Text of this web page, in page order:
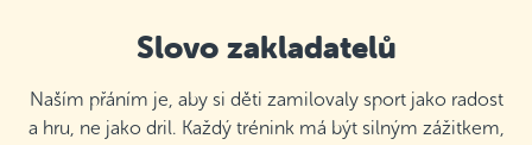
Slovo zakladatelů
Naším přáním je, aby si děti zamilovaly sport jako radost
a hru, ne jako dril. Každý trénink má být silným zážitkem,